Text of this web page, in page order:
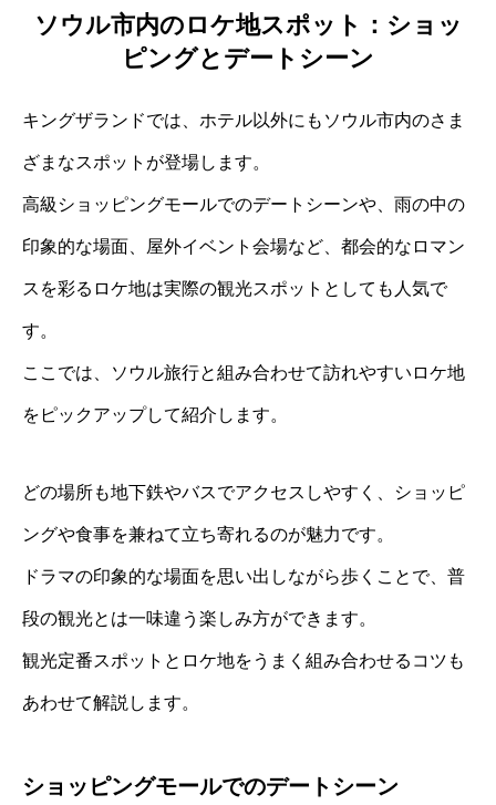
ソウル市内のロケ地スポット：ショッ
ピングとデートシーン
キングザランドでは、ホテル以外にもソウル市内のさま
ざまなスポットが登場します。
高級ショッピングモールでのデートシーンや、雨の中の
印象的な場面、屋外イベント会場など、都会的なロマン
スを彩るロケ地は実際の観光スポットとしても人気で
す。
ここでは、ソウル旅行と組み合わせて訪れやすいロケ地
をピックアップして紹介します。
どの場所も地下鉄やバスでアクセスしやすく、ショッピ
ングや食事を兼ねて立ち寄れるのが魅力です。
ドラマの印象的な場面を思い出しながら歩くことで、普
段の観光とは一味違う楽しみ方ができます。
観光定番スポットとロケ地をうまく組み合わせるコツも
あわせて解説します。
ショッピングモールでのデートシーン